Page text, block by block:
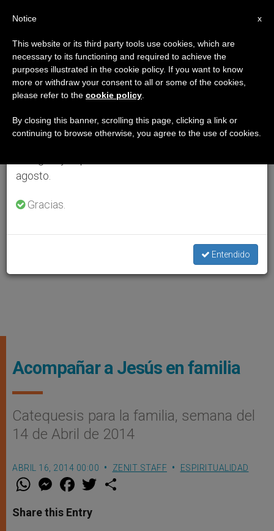
Acompañar a Jesús en familia
Catequesis para la familia, semana del
14 de Abril de 2014
ABRIL 16, 2014 00:00 ZENIT STAFF ESPIRITUALIDAD
W
t
s
M
e
s
e
F
a
e
b
w
Share this Entry
×
Aviso importante
Del 27 de julio al 7 de agosto haremos la pausa
anual, aprovechando que en el periodo de verano
se generan menos informaciones y también el
agosto.
Gracias.
Entendido
x
Notice
This website or its third party tools use cookies, which are
necessary to its functioning and required to achieve the
purposes illustrated in the cookie policy. If you want to know
more or withdraw your consent to all or some of the cookies,
please refer to the cookie policy
By closing this banner, scrolling this page, clicking a link or
continuing to browse otherwise, you agree to the use of cookies.